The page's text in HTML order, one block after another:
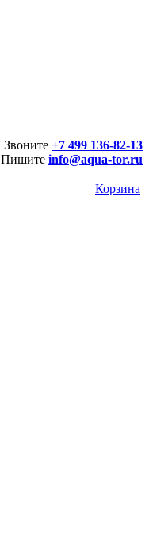
Звоните +7 499 136-82-13
Пишите info@aqua-tor.ru
Корзина